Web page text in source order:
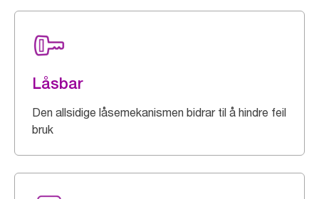
Låsbar
Den allsidige låsemekanismen bidrar til å hindre feil
bruk